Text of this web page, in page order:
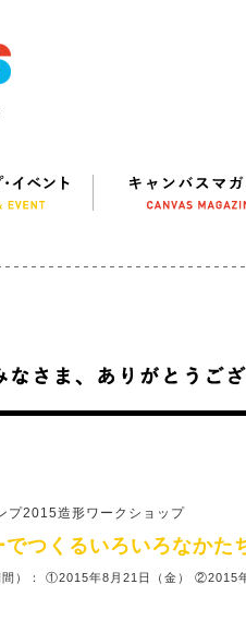
プ2015造形ワークショップ
でつくるいろいろなかた
間）： ①2015年8月21日（金） ②2015